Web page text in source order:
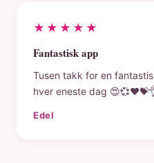
★★★★★
Fantastisk app
Tusen takk for en
hver eneste dag
Edel